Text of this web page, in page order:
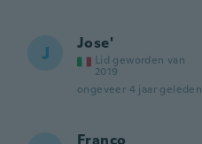
J Jose'
Lid geworden van
2019
ongeveer 4 jaar geleden
Franco